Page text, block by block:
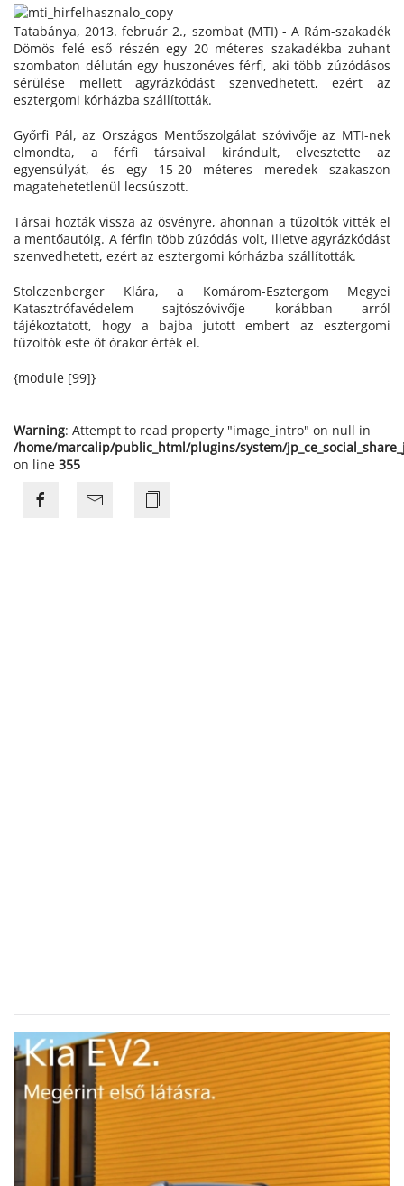
Tatabánya, 2013. február 2., szombat (MTI) - A Rám-szakadék
Dömös felé eső részén egy 20 méteres szakadékba zuhant
szombaton délután egy huszonéves férfi, aki több zúzódásos
sérülése mellett agyrázkódást szenvedhetett, ezért az
esztergomi kórházba szállították.
Győrfi Pál, az Országos Mentőszolgálat szóvivője az MTI-nek
elmondta, a férfi társaival kirándult, elvesztette az
egyensúlyát, és egy 15-20 méteres meredek szakaszon
magatehetetlenül lecsúszott.
Társai hozták vissza az ösvényre, ahonnan a tűzoltók vitték el
a mentőautóig. A férfin több zúzódás volt, illetve agyrázkódást
szenvedhetett, ezért az esztergomi kórházba szállították.
Stolczenberger Klára, a Komárom-Esztergom Megyei
Katasztrófavédelem sajtószóvivője korábban arról
tájékoztatott, hogy a bajba jutott embert az esztergomi
tűzoltók este öt órakor érték el.
{module [99]}
Warning: Attempt to read property "image_intro" on null in
/home/marcalip/public_html/plugins/system/
on line 355